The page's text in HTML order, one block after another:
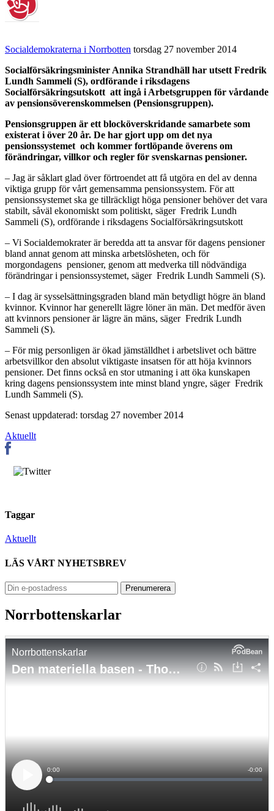
Socialdemokraterna i Norrbotten torsdag 27 november 2014
Socialförsäkringsminister Annika Strandhäll har utsett Fredrik
Lundh Sammeli (S), ordförande i riksdagens
Socialförsäkringsutskott att ingå i Arbetsgruppen för vårdande
av pensionsöverenskommelsen (Pensionsgruppen).
Pensionsgruppen är ett blocköverskridande samarbete som
existerat i över 20 år. De har gjort upp om det nya
pensionssystemet och kommer fortlöpande överens om
förändringar, villkor och regler för svenskarnas pensioner.
– Jag är såklart glad över förtroendet att få utgöra en del av denna
viktiga grupp för vårt gemensamma pensionssystem. För att
pensionssystemet ska ge tillräckligt höga pensioner behöver det vara
stabilt, såväl ekonomiskt som politiskt, säger Fredrik Lundh
Sammeli (S), ordförande i riksdagens Socialförsäkringsutskott
– Vi Socialdemokrater är beredda att ta ansvar för dagens pensioner
bland annat genom att minska arbetslösheten, och för
morgondagens pensioner, genom att medverka till nödvändiga
förändringar i pensionssystemet, säger Fredrik Lundh Sammeli (S).
– I dag är sysselsättningsgraden bland män betydligt högre än bland
kvinnor. Kvinnor har generellt lägre löner än män. Det medför även
att kvinnors pensioner är lägre än mäns, säger Fredrik Lundh
Sammeli (S).
– För mig personligen är ökad jämställdhet i arbetslivet och bättre
arbetsvillkor den absolut viktigaste insatsen för att höja kvinnors
pensioner. Det finns också en stor utmaning i att öka kunskapen
kring dagens pensionssystem inte minst bland yngre, säger Fredrik
Lundh Sammeli (S).
Senast uppdaterad: torsdag 27 november 2014
Aktuellt
Taggar
Aktuellt
LÄS VÅRT NYHETSBREV
Norrbottenskarlar